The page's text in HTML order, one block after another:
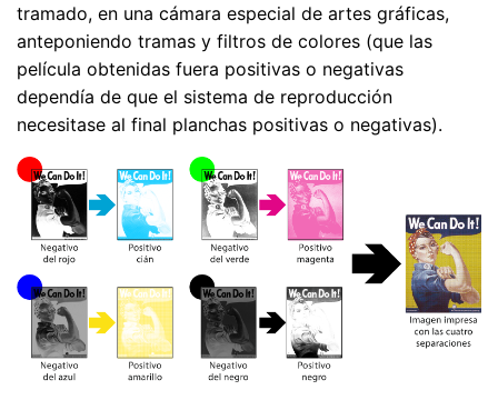
tramado, en una cámara especial de artes gráficas,
anteponiendo tramas y filtros de colores (que las
película obtenidas fuera positivas o negativas
dependía de que el sistema de reproducción
necesitase al final planchas positivas o negativas).